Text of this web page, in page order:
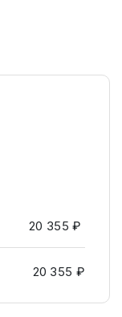
20 355 ₽
20 355 ₽